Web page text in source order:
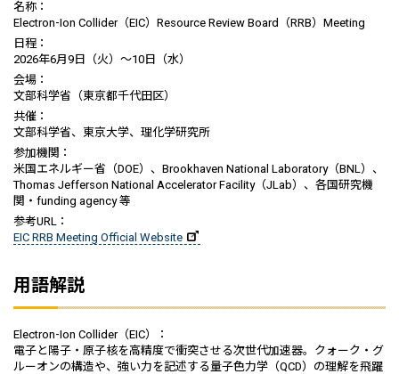
名称：
Electron-Ion Collider（EIC）Resource Review Board（RRB）Meeting
日程：
2026年6月9日（火）～10日（水）
会場：
文部科学省（東京都千代田区）
共催：
文部科学省、東京大学、理化学研究所
参加機関：
米国エネルギー省（DOE）、Brookhaven National Laboratory（BNL）、
Thomas Jefferson National Accelerator Facility（JLab）、各国研究機
関・funding agency 等
参考URL：
EIC RRB Meeting Official Website
用語解説
Electron-Ion Collider（EIC）：
電子と陽子・原子核を高精度で衝突させる次世代加速器。クォーク・グ
ルーオンの構造や、強い力を記述する量子色力学（QCD）の理解を飛躍